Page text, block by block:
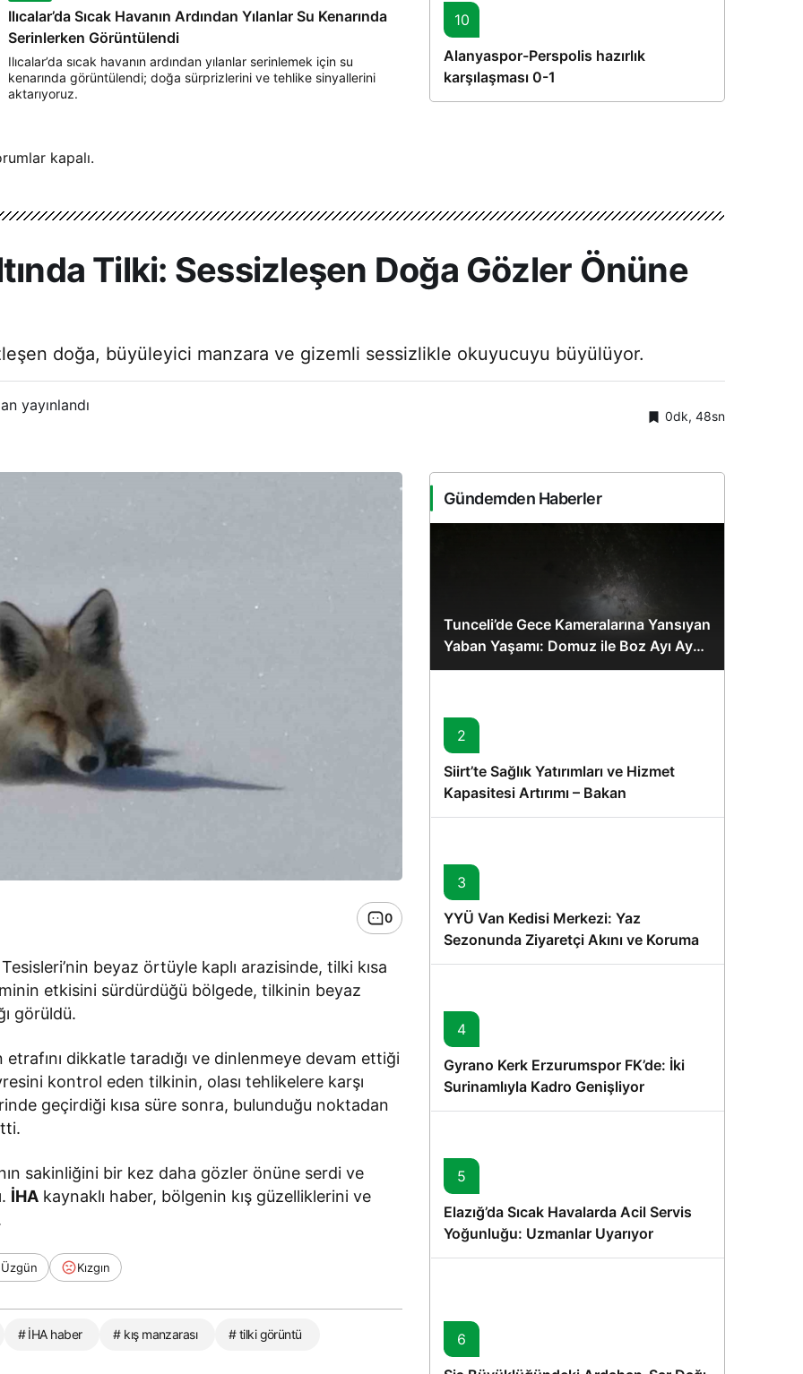
Ilıcalar’da Sıcak Havanın Ardından Yılanlar Su Kenarında
Serinlerken Görüntülendi
Ilıcalar’da sıcak havanın ardından yılanlar serinlemek için su
kenarında görüntülendi; doğa sürprizlerini ve tehlike sinyallerini
aktarıyoruz.
kapalı.
10
Alanyaspor-Perspolis hazırlık
karşılaşması 0-1
Tilki: Sessizleşen Doğa Gözler Önüne
doğa, büyüleyici manzara ve gizemli sessizlikle okuyucuyu büyülüyor.
yayınlandı
0dk, 48sn
0
beyaz örtüyle kaplı arazisinde, tilki kısa
etkisini sürdürdüğü bölgede, tilkinin beyaz
görüldü.
etrafını dikkatle taradığı ve dinlenmeye devam ettiği
kontrol eden tilkinin, olası tehlikelere karşı
geçirdiği kısa süre sonra, bulunduğu noktadan
sakinliğini bir kez daha gözler önüne serdi ve
İHA kaynaklı haber, bölgenin kış güzelliklerini ve
Üzgün Kızgın
# İHA haber # kış manzarası # tilki görüntü
Gündemden Haberler
Tunceli’de Gece Kameralarına Yansıyan
Yaban Yaşamı: Domuz ile Boz Ayı Aynı
Karede
2
Siirt’te Sağlık Yatırımları ve Hizmet
Kapasitesi Artırımı – Bakan
Memişoğlu’nun Ziyareti
3
YYÜ Van Kedisi Merkezi: Yaz
Sezonunda Ziyaretçi Akını ve Koruma
Vurgusu
4
Gyrano Kerk Erzurumspor FK’de: İki
Surinamlıyla Kadro Genişliyor
5
Elazığ’da Sıcak Havalarda Acil Servis
Yoğunluğu: Uzmanlar Uyarıyor
6